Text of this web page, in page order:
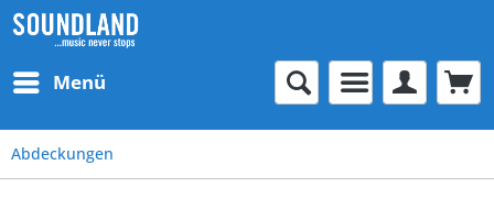
Menü
Abdeckungen